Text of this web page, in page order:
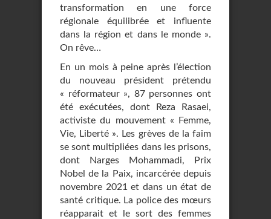
transformation en une force
régionale équilibrée et influente
dans la région et dans le monde ».
On rêve…
En un mois à peine après l’élection
du nouveau président prétendu
« réformateur », 87 personnes ont
été exécutées, dont Reza Rasaei,
activiste du mouvement « Femme,
Vie, Liberté ». Les grèves de la faim
se sont multipliées dans les prisons,
dont Narges Mohammadi, Prix
Nobel de la Paix, incarcérée depuis
novembre 2021 et dans un état de
santé critique. La police des mœurs
réapparait et le sort des femmes